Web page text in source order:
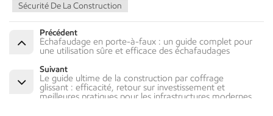
Sécurité De La Construction
Précédent
Échafaudage en porte-à-faux : un guide complet pour
une utilisation sûre et efficace des échafaudages
Suivant
Le guide ultime de la construction par coffrage
glissant : efficacité, retour sur investissement et
meilleures pratiques pour les infrastructures modernes